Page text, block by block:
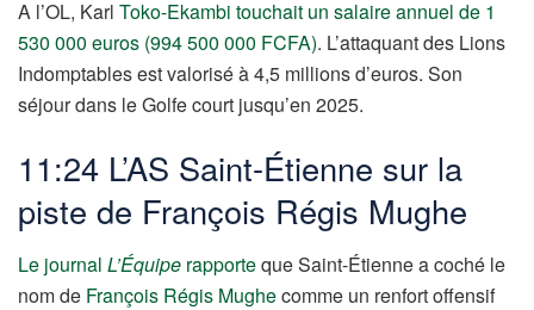
A l’OL, Karl Toko-Ekambi touchait un salaire annuel de 1
530 000 euros (994 500 000 FCFA). L’attaquant des Lions
Indomptables est valorisé à 4,5 millions d’euros. Son
séjour dans le Golfe court jusqu’en 2025.
11:24 L’AS Saint-Étienne sur la
piste de François Régis Mughe
Le journal L’Équipe rapporteque Saint-Étienne a coché le
nom de François Régis Mughecomme un renfort offensif